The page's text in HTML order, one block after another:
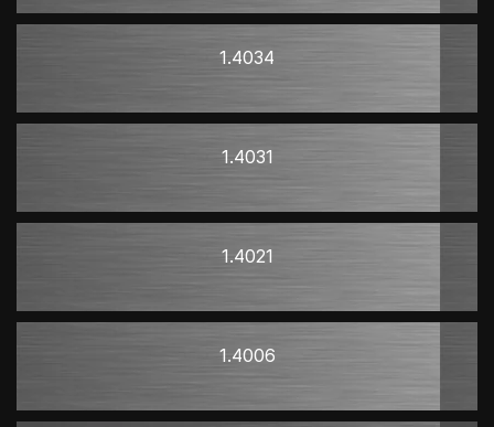
1.4034
1.4031
1.4021
1.4006